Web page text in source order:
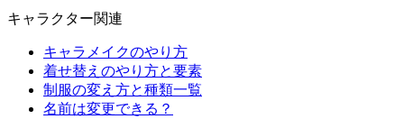
キャラクター関連
キャラメイクのやり方
着せ替えのやり方と要素
制服の変え方と種類一覧
名前は変更できる？